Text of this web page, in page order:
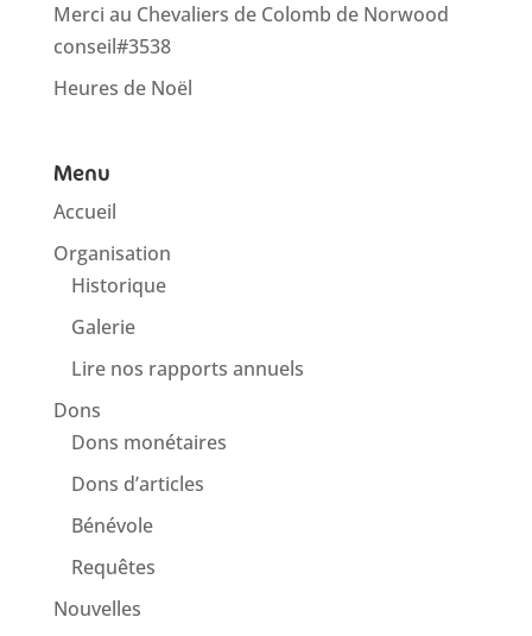
Merci au Chevaliers de Colomb de Norwood
conseil#3538
Heures de Noël
Menu
Accueil
Organisation
Historique
Galerie
Lire nos rapports annuels
Dons
Dons monétaires
Dons d’articles
Bénévole
Requêtes
Nouvelles